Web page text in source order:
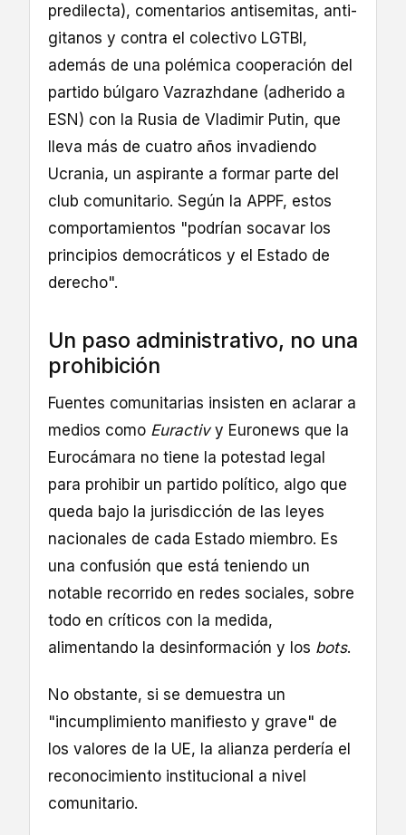
predilecta), comentarios antisemitas, anti-
gitanos y contra el colectivo LGTBI,
además de una polémica cooperación del
partido búlgaro Vazrazhdane (adherido a
ESN) con la Rusia de Vladimir Putin, que
lleva más de cuatro años invadiendo
Ucrania, un aspirante a formar parte del
club comunitario. Según la APPF, estos
comportamientos "podrían socavar los
principios democráticos y el Estado de
derecho".
Un paso administrativo, no una
prohibición
Fuentes comunitarias insisten en aclarar a
medios como Euractivy Euronews que la
Eurocámara no tiene la potestad legal
para prohibir un partido político, algo que
queda bajo la jurisdicción de las leyes
nacionales de cada Estado miembro. Es
una confusión que está teniendo un
notable recorrido en redes sociales, sobre
todo en críticos con la medida,
alimentando la desinformación y los bots.
No obstante, si se demuestra un
"incumplimiento manifiesto y grave" de
los valores de la UE, la alianza perdería el
reconocimiento institucional a nivel
comunitario.